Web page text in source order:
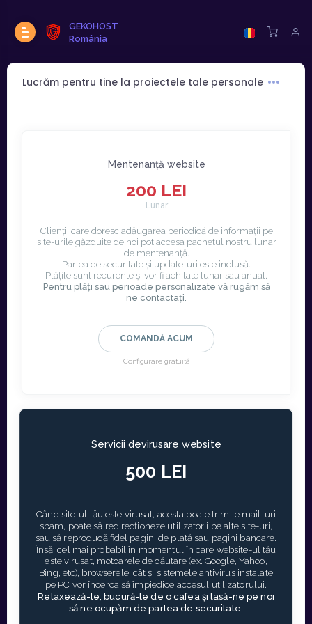
GEKOHOST
România
Lucrăm pentru tine la proiectele tale personale
Mentenanță website
200 LEI
Lunar
Clienții care doresc adăugarea periodică de informații pe
site-urile găzduite de noi pot accesa pachetul nostru lunar
de mentenanță.
Partea de securitate și update-uri este inclusă.
Plățile sunt recurente și vor fi achitate lunar sau anual.
Pentru plăți sau perioade personalizate vă rugăm să
ne contactați.
COMANDĂ ACUM
Configurare gratuită
Servicii devirusare website
500 LEI
Când site-ul tău este virusat, acesta poate trimite mail-uri
spam, poate să redirecționeze utilizatorii pe alte site-uri,
sau să reproducă fidel pagini de plată sau pagini bancare.
Însă, cel mai probabil în momentul în care website-ul tău
este virusat, motoarele de căutare (ex. Google, Yahoo,
Bing, etc), browserele, cât și sistemele antivirus instalate
pe PC vor încerca să împiedice accesul utilizatorului.
Relaxează-te, bucură-te de o cafea și lasă-ne pe noi
să ne ocupăm de partea de securitate.